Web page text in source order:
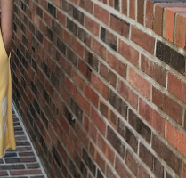
티셔츠
니트
블라우스
원피스